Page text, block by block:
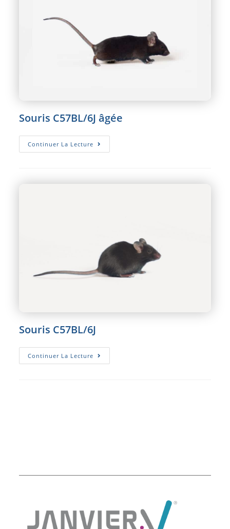
Souris C57BL/6J âgée
Continuer La Lecture Souris
C57BL/6J
Souris C57BL/6J
Continuer La Lecture Souris
C57BL/6J